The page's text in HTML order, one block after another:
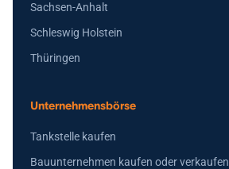
Sachsen-Anhalt
Schleswig Holstein
Thüringen
Unternehmensbörse
Tankstelle kaufen
Bauunternehmen kaufen oder verkaufen